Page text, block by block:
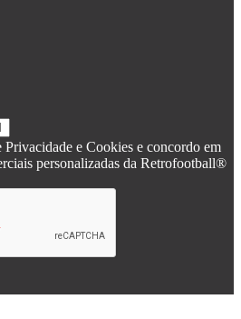
e Cookies e concordo em
personalizadas da Retrofootball®